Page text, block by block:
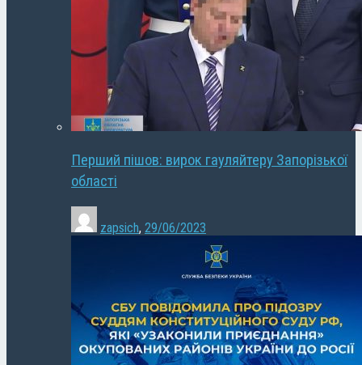
Перший пішов: вирок гауляйтеру Запорізької
області
zapsich, 29/06/2023